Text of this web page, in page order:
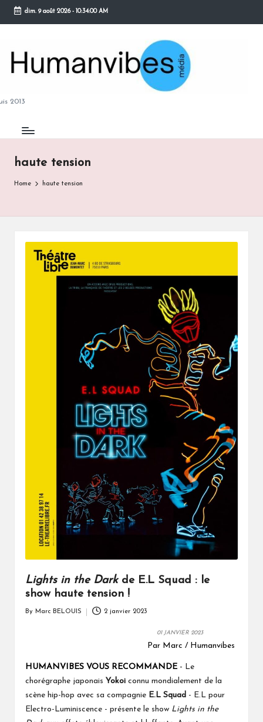
Skip
content
dim. 9 août 2026- 10:34:00 AM
2013
haute tension
Home haute tension
Lights in the Darkde E.L Squad : le
show haute tension !
By Marc BELOUIS 2 janvier 2023
01 JANVIER 2023
Par Marc / Humanvibes
HUMANVIBES VOUS RECOMMANDE- Le
chorégraphe japonais Yokoi connu mondialement de la
scène hip-hop avec sa compagnie E.L Squad - E.L pour
Electro-Luminiscence - présente le show Lights in the